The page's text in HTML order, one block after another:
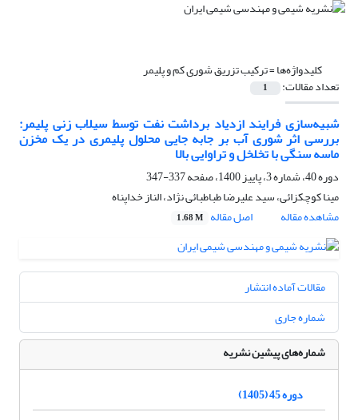
کلیدواژه‌ها =ترکیب تزریق شوری کم و پلیمر
تعداد مقالات: 1
شبیه‌سازی فرایند ازدیاد برداشت نفت توسط سیلاب زنی پلیمر:
بررسی اثر شوری آب بر جابه جایی محلول پلیمری در یک مخزن
ماسه سنگی با تخلخل و تراوایی بالا
دوره 40، شماره 3، پاییز 1400، صفحه
337-347
مینا کوچکزائی، سید علیرضا طباطبائی نژاد، الناز خداپناه
مشاهده مقاله
اصل مقاله 1.68 M
مقالات آماده انتشار
شماره جاری
شماره‌های پیشین نشریه
دوره 45 (1405)